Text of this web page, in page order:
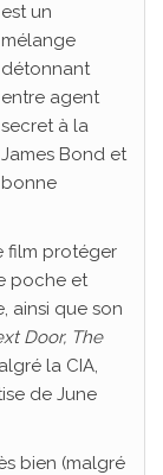
est un
mélange
détonnant
entre agent
secret à la
James Bond et
bonne
film protéger
poche et
ainsi que son
Door, The
la CIA,
de June
bien (malgré